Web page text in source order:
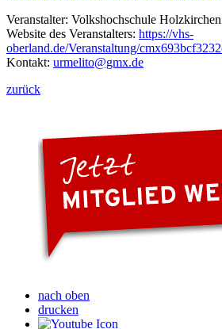
Veranstalter: Volkshochschule Holzkirchen
Website des Veranstalters: https://vhs-
oberland.de/Veranstaltung/
Kontakt: urmelito@gmx.de
zurück
nach oben
drucken